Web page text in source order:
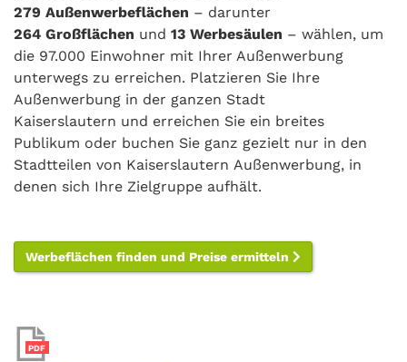
279 Außenwerbeflächen – darunter
264 Großflächen und 13 Werbesäulen – wählen, um
die 97.000 Einwohner mit Ihrer Außenwerbung
unterwegs zu erreichen. Platzieren Sie Ihre
Außenwerbung in der ganzen Stadt
Kaiserslautern und erreichen Sie ein breites
Publikum oder buchen Sie ganz gezielt nur in den
Stadtteilen von Kaiserslautern Außenwerbung, in
denen sich Ihre Zielgruppe aufhält.
Werbeflächen finden und Preise ermitteln
PDF